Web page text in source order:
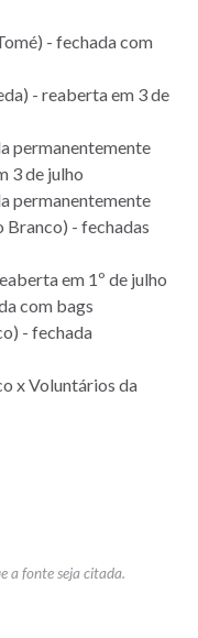
- fechada com
- reaberta em 3 de
permanentemente
3 de julho
permanentemente
Branco) - fechadas
em 1º de julho
com bags
- fechada
x Voluntários da